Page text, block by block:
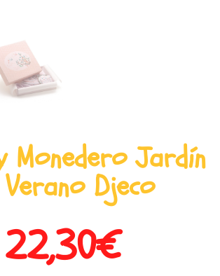
Monedero Jardín
Djeco
22,30€